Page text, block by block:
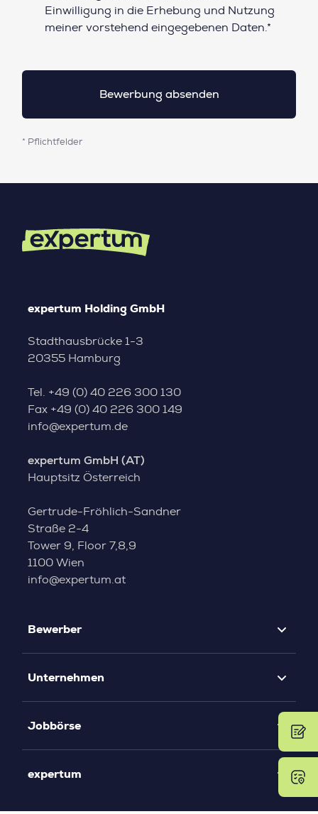
Einwilligung in die Erhebung und Nutzung
meiner vorstehend eingegebenen Daten.*
* Pflichtfelder
expertum Holding GmbH
Stadthausbrücke 1-3
20355 Hamburg
Tel. +49 (0) 40 226 300 130
Fax +49 (0) 40 226 300 149
info@expertum.de
expertum GmbH (AT)
Hauptsitz Österreich
Gertrude-Fröhlich-Sandner
Straße 2-4
Tower 9, Floor 7,8,9
1100 Wien
info@expertum.at
Bewerber
Unternehmen
Jobbörse
expertum